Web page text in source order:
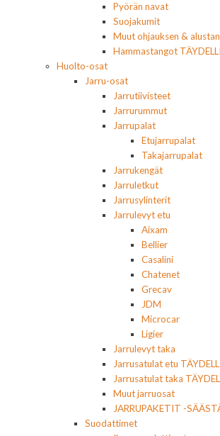
Pyörän navat
Suojakumit
Muut ohjauksen &
Hammastangot
Huolto-osat
Jarru-osat
Jarrutiivisteet
Jarrurummut
Jarrupalat
Etujarrupalat
Takajarrupalat
Jarrukengät
Jarruletkut
Jarrusylinterit
Jarrulevyt etu
Aixam
Bellier
Casalini
Chatenet
Grecav
JDM
Microcar
Ligier
Jarrulevyt taka
Jarrusatulat etu
Jarrusatulat taka
Muut jarruosat
JARRUPAKETIT -
Suodattimet